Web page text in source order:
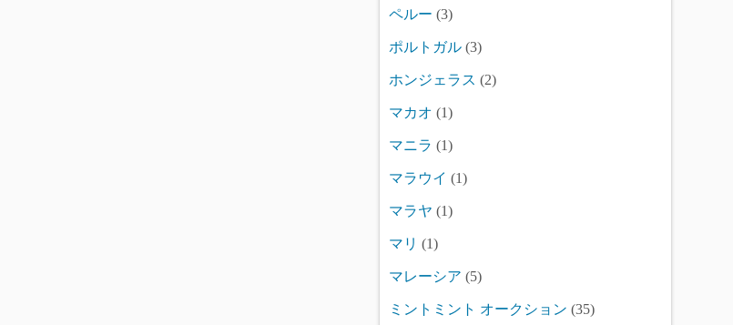
ペルー (3)
ポルトガル (3)
ホンジェラス (2)
マカオ (1)
マニラ (1)
マラウイ (1)
マラヤ (1)
マリ (1)
マレーシア (5)
ミントミント オークション (35)